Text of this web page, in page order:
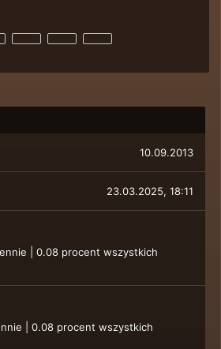
10.09.2013
23.03.2025, 18:11
| 0.08 procent wszystkich
| 0.08 procent wszystkich